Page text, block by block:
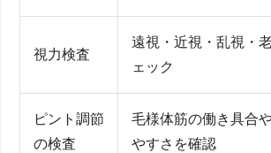
視力検査
遠視・近視・乱視・
ェック
ピント調節
の検査
毛様体筋の働き具合
やすさを確認